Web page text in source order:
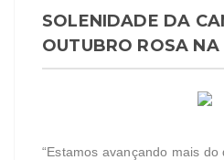
SOLENIDADE DA
OUTUBRO ROSA
“Estamos avançando mais